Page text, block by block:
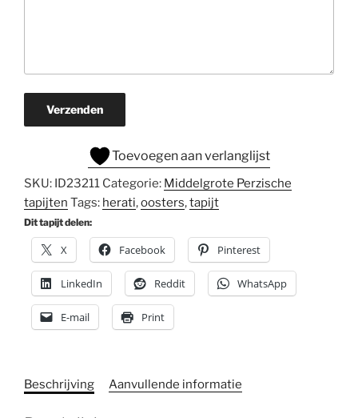
Verzenden
Toevoegen aan verlanglijst
SKU: ID23211 Categorie: Middelgrote Perzische
tapijten Tags: herati,oosters,tapijt
Dit tapijt delen:
X Facebook Pinterest
LinkedIn Reddit WhatsApp
E-mail Print
Beschrijving Aanvullende informatie